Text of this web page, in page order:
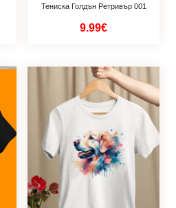
Тениска Голдън Ретривър 001
9.99€